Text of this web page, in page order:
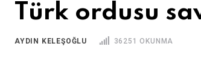
Türk ordusu
AYDIN KELEŞOĞLU 36251 OKUNMA